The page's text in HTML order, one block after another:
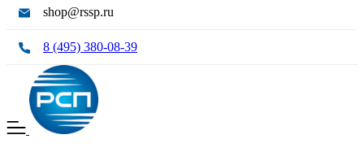
shop@rssp.ru
8 (495) 380-08-39